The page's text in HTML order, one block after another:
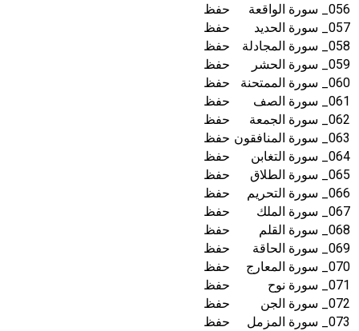
056_ سورة الواقعة
حفظ
057_ سورة الحديد
حفظ
058_ سورة المجادلة
حفظ
059_ سورة الحشر
حفظ
060_ سورة الممتحنة
حفظ
061_ سورة الصف
حفظ
062_ سورة الجمعة
حفظ
063_ سورة المنافقون
حفظ
064_ سورة التغابن
حفظ
065_ سورة الطلاق
حفظ
066_ سورة التحريم
حفظ
067_ سورة الملك
حفظ
068_ سورة القلم
حفظ
069_ سورة الحاقة
حفظ
070_ سورة المعارج
حفظ
071_ سورة نوح
حفظ
072_ سورة الجن
حفظ
073_ سورة المزمل
حفظ